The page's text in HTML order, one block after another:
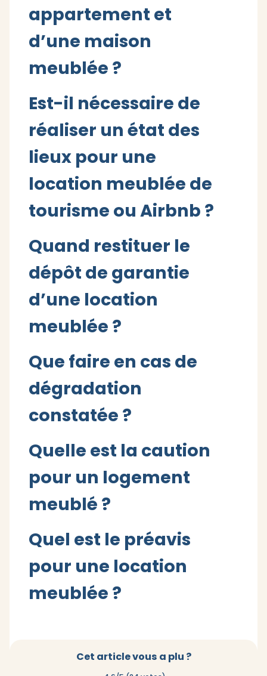
appartement et
d’une maison
meublée ?
Est-il nécessaire de
réaliser un état des
lieux pour une
location meublée de
tourisme ou Airbnb ?
Quand restituer le
dépôt de garantie
d’une location
meublée ?
Que faire en cas de
dégradation
constatée ?
Quelle est la caution
pour un logement
meublé ?
Quel est le préavis
pour une location
meublée ?
Cet article vous a plu ?